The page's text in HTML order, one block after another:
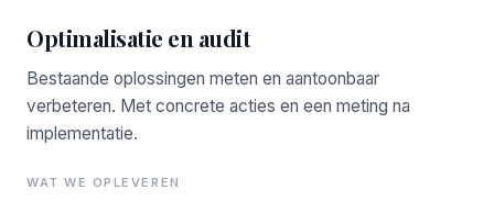
Optimalisatie en audit
Bestaande oplossingen meten en aantoonbaar
verbeteren. Met concrete acties en een meting na
implementatie.
WAT WE OPLEVEREN